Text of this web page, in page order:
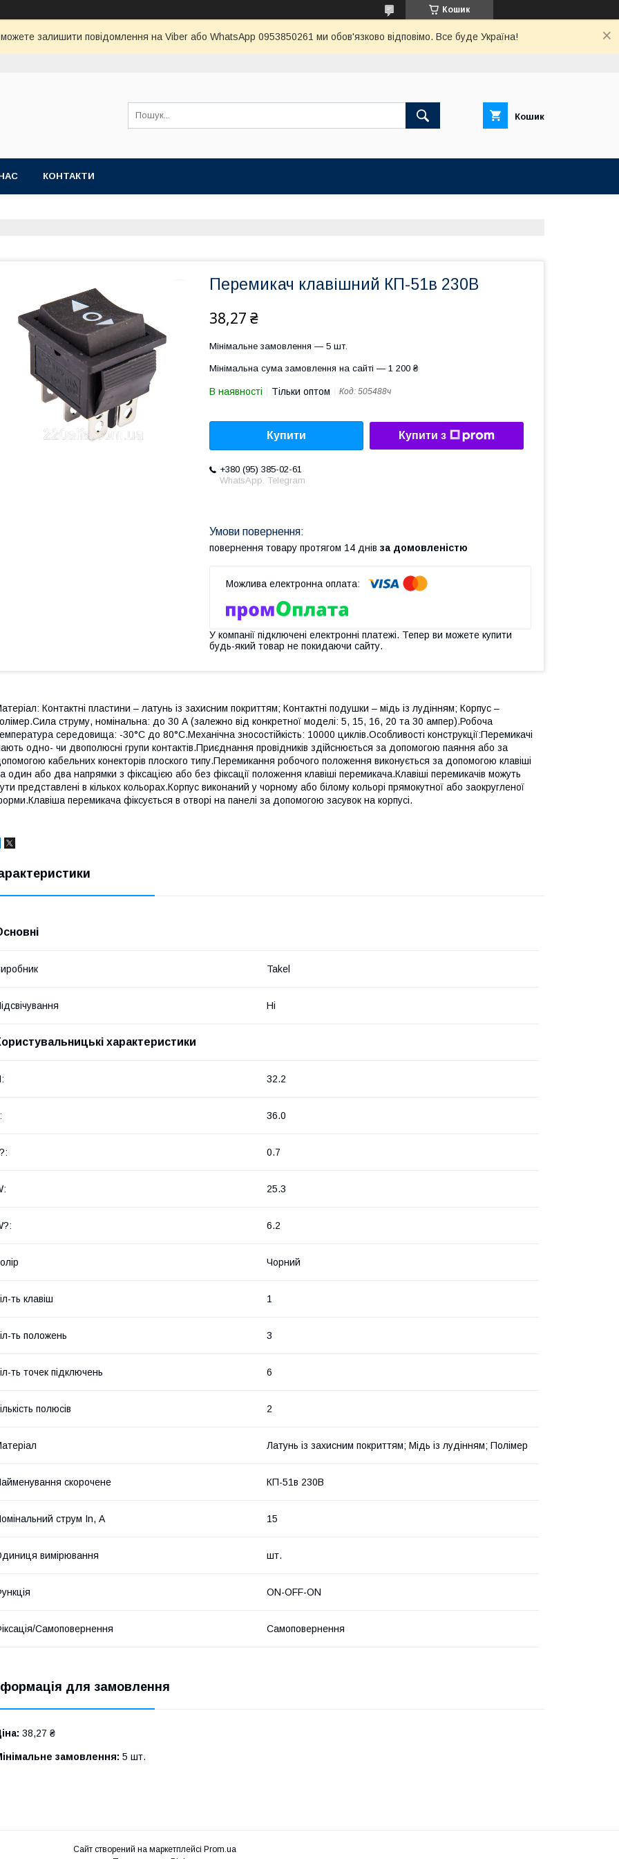
Кошик
залишити повідомлення на Viber або WhatsApp 0953850261 ми обов'язково відповімо. Все буде Україна!
Кошик
КОНТАКТИ
Перемикач клавішний КП-51в 230В
38,27 ₴
Мінімальне замовлення — 5 шт.
Мінімальна сума замовлення на сайті — 1 200 ₴
В наявності Тільки оптом Код: 505488ч
Купити Купити з
+380 (95) 385-02-61
WhatsApp. Telegram
повернення товару протягом 14 днів за домовленістю
У компанії підключені електронні платежі. Тепер ви можете купити
будь-який товар не покидаючи сайту.
Контактні пластини – латунь із захисним покриттям; Контактні подушки – мідь із лудінням; Корпус –
струму, номінальна: до 30 А (залежно від конкретної моделі: 5, 15, 16, 20 та 30 ампер).Робоча
середовища: -30°С до 80°С.Механічна зносостійкість: 10000 циклів.Особливості конструкції:Перемикачі
одно- чи двополюсні групи контактів.Приєднання провідників здійснюється за допомогою паяння або за
кабельних конекторів плоского типу.Перемикання робочого положення виконується за допомогою клавіші
один або два напрямки з фіксацією або без фіксації положення клавіші перемикача.Клавіші перемикачів можуть
представлені в кількох кольорах.Корпус виконаний у чорному або білому кольорі прямокутної або заокругленої
перемикача фіксується в отворі на панелі за допомогою засувок на корпусі.
Takel
Ні
характеристики
32.2
36.0
0.7
25.3
6.2
Чорний
ть клавіш 1
ть положень 3
ть точек підключень 6
полюсів 2
Латунь із захисним покриттям; Мідь із лудінням; Полімер
скорочене КП-51в 230В
струм In, А 15
вимірювання шт.
ON-OFF-ON
Самоповернення Самоповернення
для замовлення
38,27 ₴
замовлення: 5 шт.
Сайт створений на маркетплейсі Prom.ua